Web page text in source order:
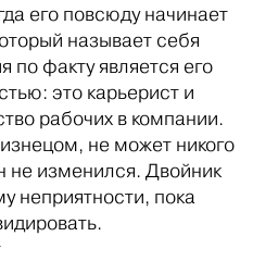
его повсюду начинает
называет себя
по факту является его
это карьерист и
рабочих в компании.
не может никого
не изменился. Двойник
неприятности, пока